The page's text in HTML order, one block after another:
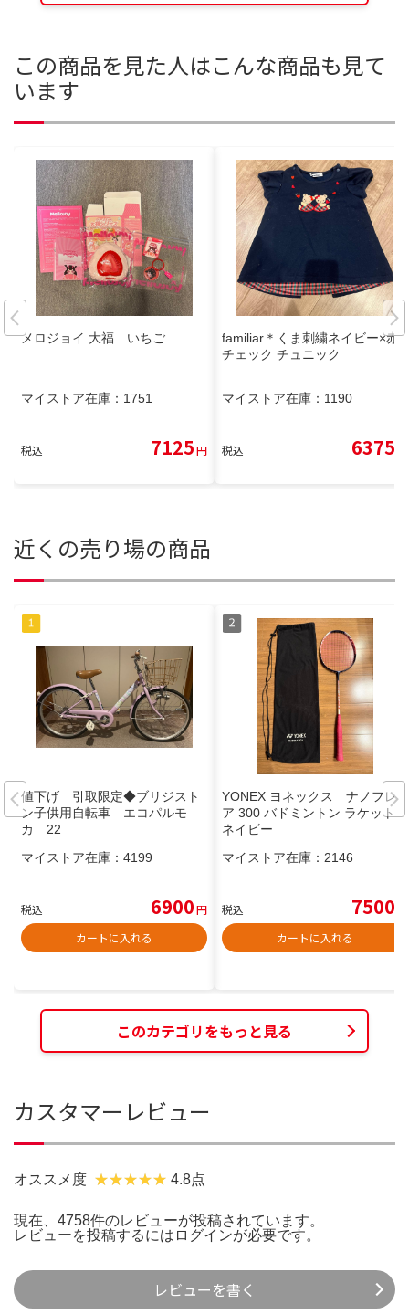
この商品を見た人はこんな商品も見て
います
メロジョイ 大福 いちご
マイストア在庫： 1751
税込 7125円
familiar＊くま刺繍ネイビー×赤
チェック チュニック
マイストア在庫： 1190
税込 6375
近くの売り場の商品
値下げ 引取限定◆ブリジスト
ン子供用自転車 エコパルモ
カ 22
マイストア在庫： 4199
税込 6900円
カートに入れる
YONEX ヨネックス ナノフレ
ア 300 バドミントン ラケット
ネイビー
マイストア在庫： 2146
税込 7500
カートに入れる
このカテゴリをもっと見る
カスタマーレビュー
オススメ度 4.8点
現在、4758件のレビューが投稿されています。
レビューを投稿するには ログインが必要です。
レビューを書く